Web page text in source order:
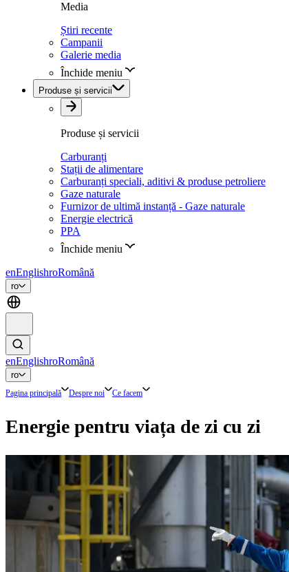
Media
Știri recente
Campanii
Galerie media
Închide meniu
Produse și servicii
Produse și servicii
Carburanți
Stații de alimentare
Carburanți speciali, aditivi & produse petroliere
Gaze naturale
Furnizor de ultimă instanță - Gaze naturale
Energie electrică
PPA
Închide meniu
enEnglishroRomână
ro
enEnglishroRomână
ro
Pagina principală Despre noi Ce facem
Energie pentru viața de zi cu zi